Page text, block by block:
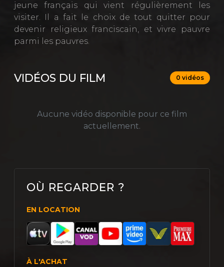
jeune français qui vient régulièrement les
visiter. Il a fait le choix de tout quitter pour
devenir religieux franciscain, et vivre pauvre
parmi les pauvres.
VIDÉOS DU FILM 0 vidéos
Aucune vidéo disponible pour ce film
actuellement.
OÙ REGARDER ?
EN LOCATION
À L'ACHAT